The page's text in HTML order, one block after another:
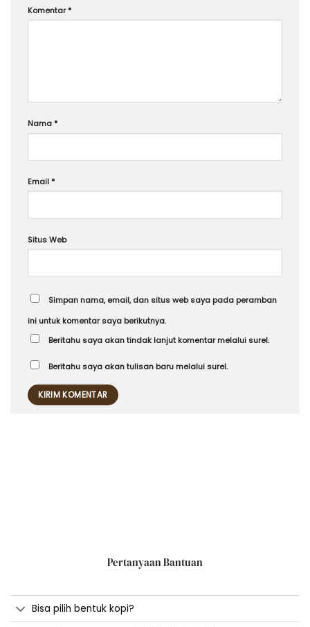
Komentar*
Nama*
Email*
Situs Web
Simpan nama, email, dan situs web saya pada peramban
ini untuk komentar saya berikutnya.
Beritahu saya akan tindak lanjut komentar melalui surel.
Beritahu saya akan tulisan baru melalui surel.
Pertanyaan Bantuan
Bisa pilih bentuk kopi?